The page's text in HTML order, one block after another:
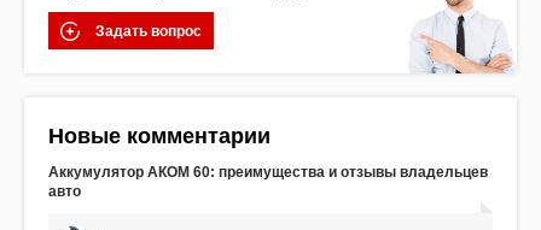
Задать вопрос
Новые комментарии
Аккумулятор АКОМ 60: преимущества и отзывы владельцев
авто